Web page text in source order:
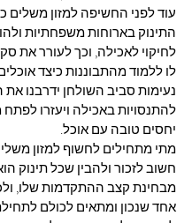
עוד לפני החשיפה למזון משלים
התינוק בארוחות משפחתיות
לחיקוי לאכילה, וכך לעורר את
לו ללמוד מהתבוננות כיצד
נעימות סביב השולחן ידרבנו את
להתנסויות באכילה ויעזרו
יחסים טובה עם אוכל.
מתי מתחילים לחשוף למזון
חשוב לזכור ולהבין שכל תינוק
מבחינת קצב ההתקדמות שלו,
אחד שנכון ומתאים לכולם